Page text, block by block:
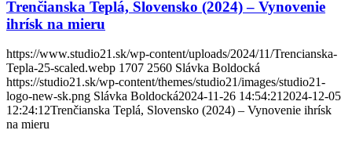
Trenčianska Teplá, Slovensko (2024) – Vynovenie
ihrísk na mieru
https://www.studio21.sk/wp-content/uploads/2024/11/Trencianska-
Tepla-25-scaled.webp 1707 2560 Slávka Boldocká
https://studio21.sk/wp-content/themes/studio21/images/studio21-
logo-new-sk.png Slávka Boldocká2024-11-26 14:54:21 2024-12-05
12:24:12Trenčianska Teplá, Slovensko (2024) – Vynovenie ihrísk
na mieru